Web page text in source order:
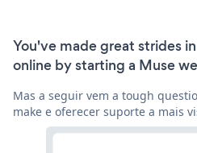
You've made great strides
online by starting a Muse
Mas a seguir vem a tough
make e oferecer suporte a mais